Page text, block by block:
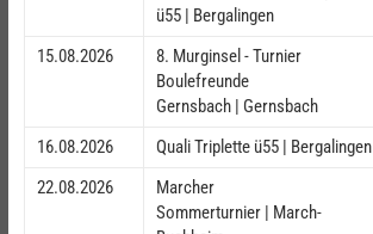
ü55 | Bergalingen
15.08.2026
8. Murginsel - Turnier
Boulefreunde
Gernsbach | Gernsbach
16.08.2026
Quali Triplette ü55 | Bergalingen
22.08.2026
Marcher
Sommerturnier | March-